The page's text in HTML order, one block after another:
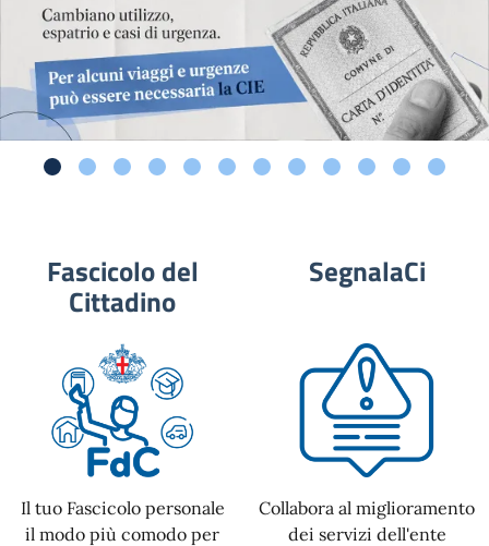
Fascicolo del
Cittadino
Il tuo Fascicolo personale
il modo più comodo per
SegnalaCi
Collabora al miglioramento
dei servizi dell'ente